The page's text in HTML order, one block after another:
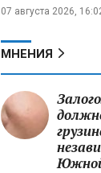
скупают
07 августа 2026,
МНЕНИЯ